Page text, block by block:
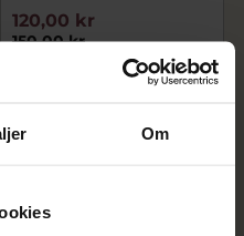
Om
150,00 kr
120,00 kr